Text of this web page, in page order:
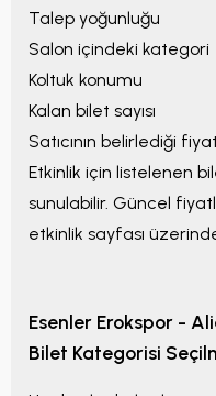
Talep yoğunluğu
Salon içindeki kategori
Koltuk konumu
Kalan bilet sayısı
Satıcının belirlediği fiyat
Etkinlik için listelenen
sunulabilir. Güncel
etkinlik sayfası
Esenler Erokspor -
Bilet Kategorisi